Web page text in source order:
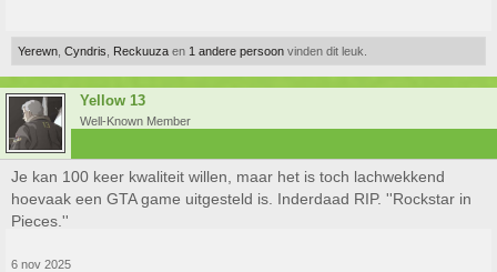
Yerewn Cyndris Reckuuza en 1 andere persoon vinden dit leuk.
Yellow 13
Well-Known Member
Je kan 100 keer kwaliteit willen, maar het is toch lachwekkend
hoevaak een GTA game uitgesteld is. Inderdaad RIP. ''Rockstar in
Pieces.''
6 nov 2025